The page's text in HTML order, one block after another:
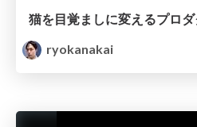
猫を目覚ましに変えるプロダ
ryokanakai